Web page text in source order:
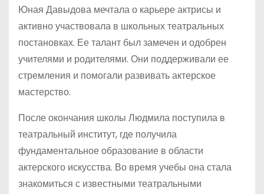
Юная Давыдова мечтала о карьере актрисы и
активно участвовала в школьных театральных
постановках. Ее талант был замечен и одобрен
учителями и родителями. Они поддерживали ее
стремления и помогали развивать актерское
мастерство.
После окончания школы Людмила поступила в
театральный институт, где получила
фундаментальное образование в области
актерского искусства. Во время учебы она стала
знакомиться с известными театральными